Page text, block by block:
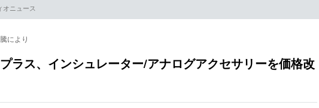
オニュース
により
ラス、インシュレーター/アナログアクセサリーを価格改